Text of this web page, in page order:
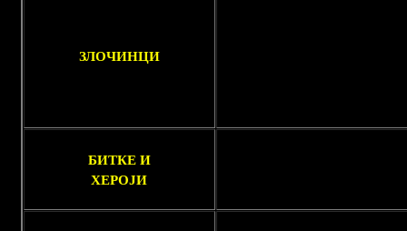
ЗЛОЧИНЦИ
БИТКЕ И
ХЕРОЈИ